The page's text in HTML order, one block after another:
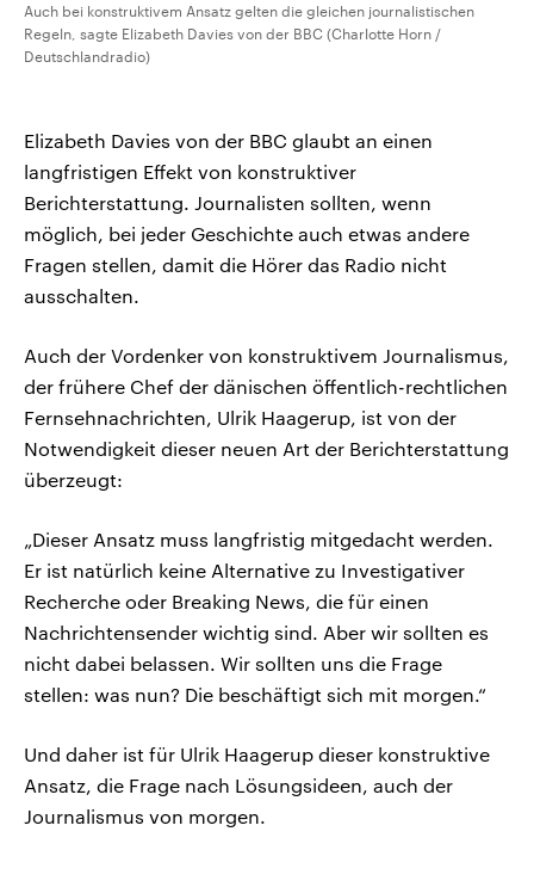
Auch bei konstruktivem Ansatz gelten die gleichen journalistischen
Regeln, sagte Elizabeth Davies von der BBC (Charlotte Horn /
Deutschlandradio)
Elizabeth Davies von der BBC glaubt an einen
langfristigen Effekt von konstruktiver
Berichterstattung. Journalisten sollten, wenn
möglich, bei jeder Geschichte auch etwas andere
Fragen stellen, damit die Hörer das Radio nicht
ausschalten.
Auch der Vordenker von konstruktivem Journalismus,
der frühere Chef der dänischen öffentlich-rechtlichen
Fernsehnachrichten, Ulrik Haagerup, ist von der
Notwendigkeit dieser neuen Art der Berichterstattung
überzeugt:
„Dieser Ansatz muss langfristig mitgedacht werden.
Er ist natürlich keine Alternative zu Investigativer
Recherche oder Breaking News, die für einen
Nachrichtensender wichtig sind. Aber wir sollten es
nicht dabei belassen. Wir sollten uns die Frage
stellen: was nun? Die beschäftigt sich mit morgen.“
Und daher ist für Ulrik Haagerup dieser konstruktive
Ansatz, die Frage nach Lösungsideen, auch der
Journalismus von morgen.